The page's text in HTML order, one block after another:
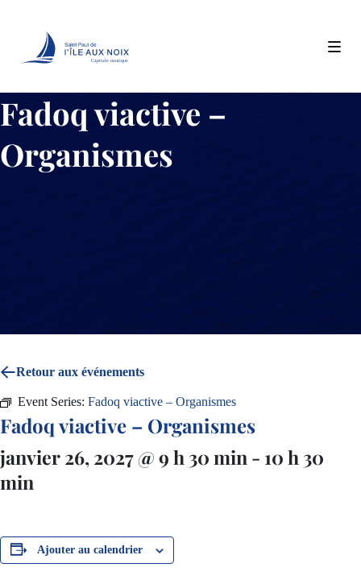
to
content
Capitale nautique
Fadoq viactive –
Organismes
Retour aux événements
Event Series: Fadoq viactive – Organismes
Fadoq viactive – Organismes
janvier 26, 2027 @ 9 h 30 min - 10 h 30
min
Ajouter au calendrier